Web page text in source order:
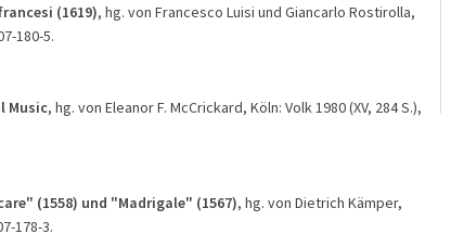
(1619), hg. von Francesco Luisi und Giancarlo Rostirolla,
180-5.
Music, hg. von Eleanor F. McCrickard, Köln: Volk 1980 (XV, 284 S.),
(1558) und "Madrigale" (1567), hg. von Dietrich Kämper,
178-3.